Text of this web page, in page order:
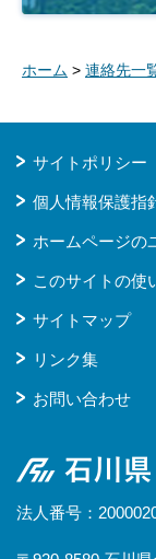
ホーム > 連絡先一
サイトポリシー
個人情報保護指
ホームページの
このサイトの使
サイトマップ
リンク集
お問い合わせ
石川県
法人番号：